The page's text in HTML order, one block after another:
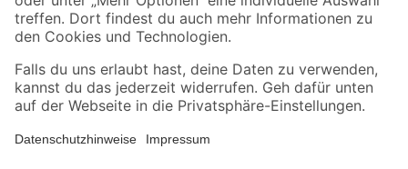
Alle Preisangaben in EUR inkl. gesetzl. MwSt.. Die dargestellten Angebote sind unter
Umständen nicht in allen Märkten verfügbar. Die angegebenen Verfügbarkeiten beziehen
Produkte nur solange der Vorrat reicht.
*Paketversand ab 59 € versandkostenfrei, gilt nicht für Artikel mit Speditionsversand, hier